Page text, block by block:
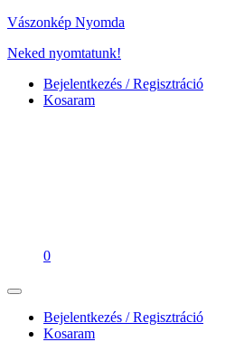
Vászonkép Nyomda
Neked nyomtatunk!
Bejelentkezés / Regisztráció
Kosaram
0
Bejelentkezés / Regisztráció
Kosaram